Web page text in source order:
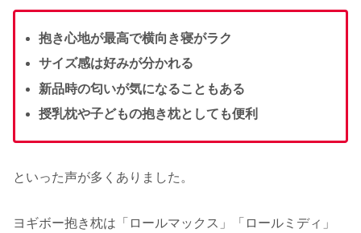
抱き心地が最高で横向き寝がラク
サイズ感は好みが分かれる
新品時の匂いが気になることもある
授乳枕や子どもの抱き枕としても便利
といった声が多くありました。
ヨギボー抱き枕は「ロールマックス」「ロールミディ」